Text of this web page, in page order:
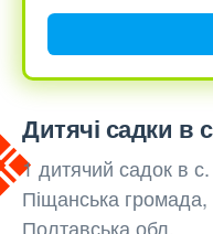
Дитячі садки в
1 дитячий садок в
Піщанська
Полтавська обл.